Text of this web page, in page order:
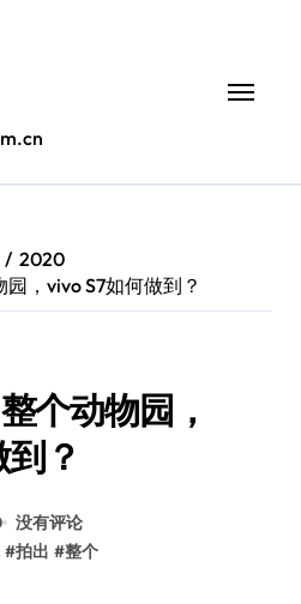
2020
，vivo S7如何做到？
个动物园，
？
没有评论
#拍出 #整个